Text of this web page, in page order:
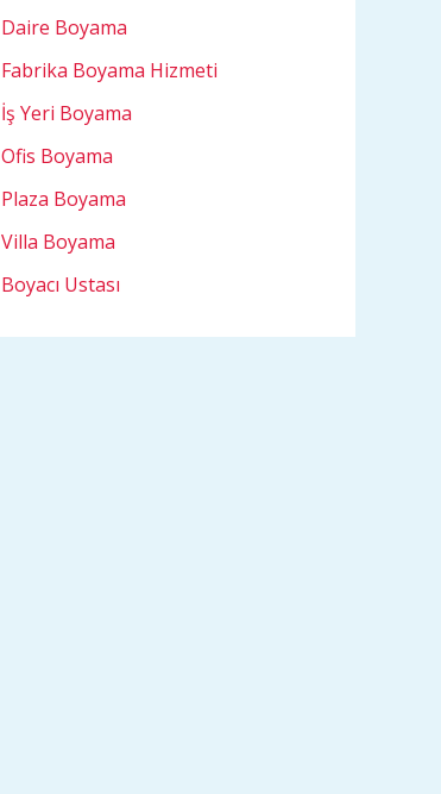
Daire Boyama
Fabrika Boyama Hizmeti
İş Yeri Boyama
Ofis Boyama
Plaza Boyama
Villa Boyama
Boyacı Ustası